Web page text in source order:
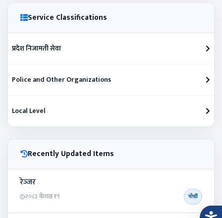
Service Classifications
प्रदेश निजामती सेवा
Police and Other Organizations
Local Level
Recently Updated Items
रेञ्‍जर
२०८३ बैशाख १९ पाँचौं